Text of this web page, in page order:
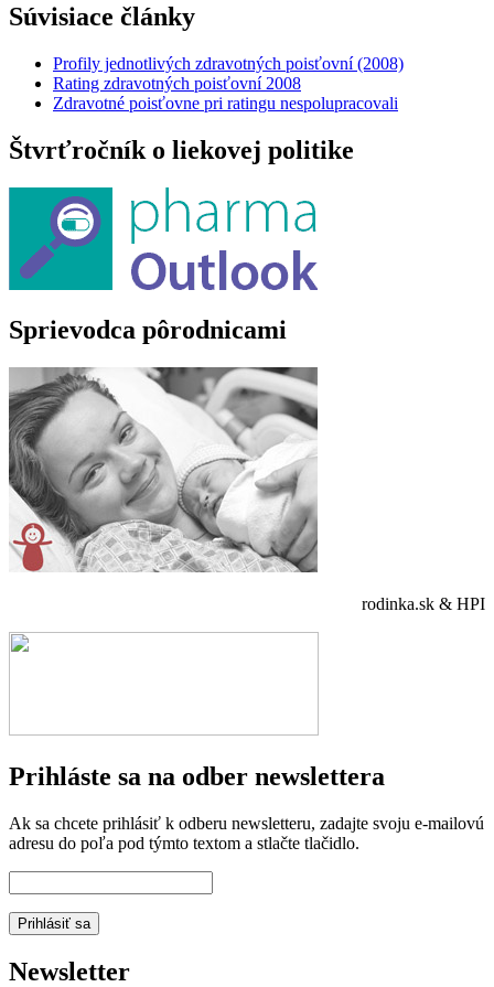
Súvisiace články
Profily jednotlivých zdravotných poisťovní (2008)
Rating zdravotných poisťovní 2008
Zdravotné poisťovne pri ratingu nespolupracovali
Štvrťročník o liekovej politike
Sprievodca pôrodnicami
rodinka.sk & HPI
Prihláste sa na odber newslettera
Ak sa chcete prihlásiť k odberu newsletteru, zadajte svoju e-mailovú
adresu do poľa pod týmto textom a stlačte tlačidlo.
Newsletter